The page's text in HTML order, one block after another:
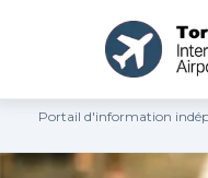
Portail d'information